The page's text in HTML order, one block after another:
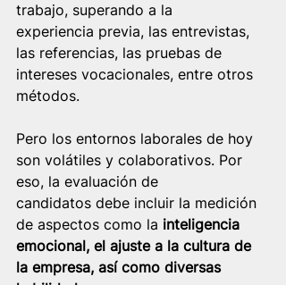
trabajo, superando a la
experiencia previa, las entrevistas,
las referencias, las pruebas de
intereses vocacionales, entre otros
métodos.
Pero los entornos laborales de hoy
son volátiles y colaborativos. Por
eso, la evaluación de
candidatos debe incluir la medición
de aspectos como la inteligencia
emocional, el ajuste a la cultura de
la empresa, así como diversas